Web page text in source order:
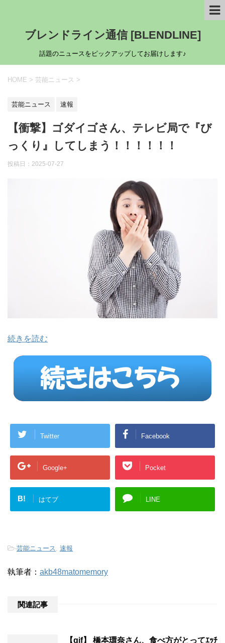
ブレンドライン通信 [BLENDLINE]
話題のニュースをピックアップしてお届けします♪
HOME > 芸能ニュース >
芸能ニュース 速報
【衝撃】ゴダイゴさん、テレビ局で『び
っくり』してしまう！！！！！！
投稿日： 2025-07-27
続きを読む
Twitter Facebook
Google+ Pocket
B! はてブ LINE
-芸能ニュース, 速報
執筆者： akb48matomemory
関連記事
【gif】 橋本環奈さん、食べ方がとってｴｯﾁ